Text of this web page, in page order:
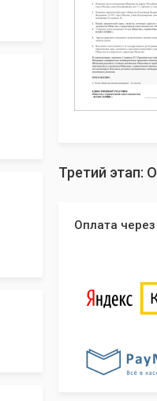
Третий этап:
Оплата